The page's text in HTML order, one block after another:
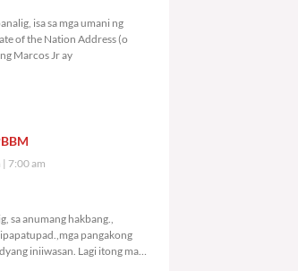
isa sa mga umani ng
of the Nation Address (o
Marcos Jr ay
7:00 am
sa anumang hakbang.,
pangakong
iniiwasan. Lagi itong may